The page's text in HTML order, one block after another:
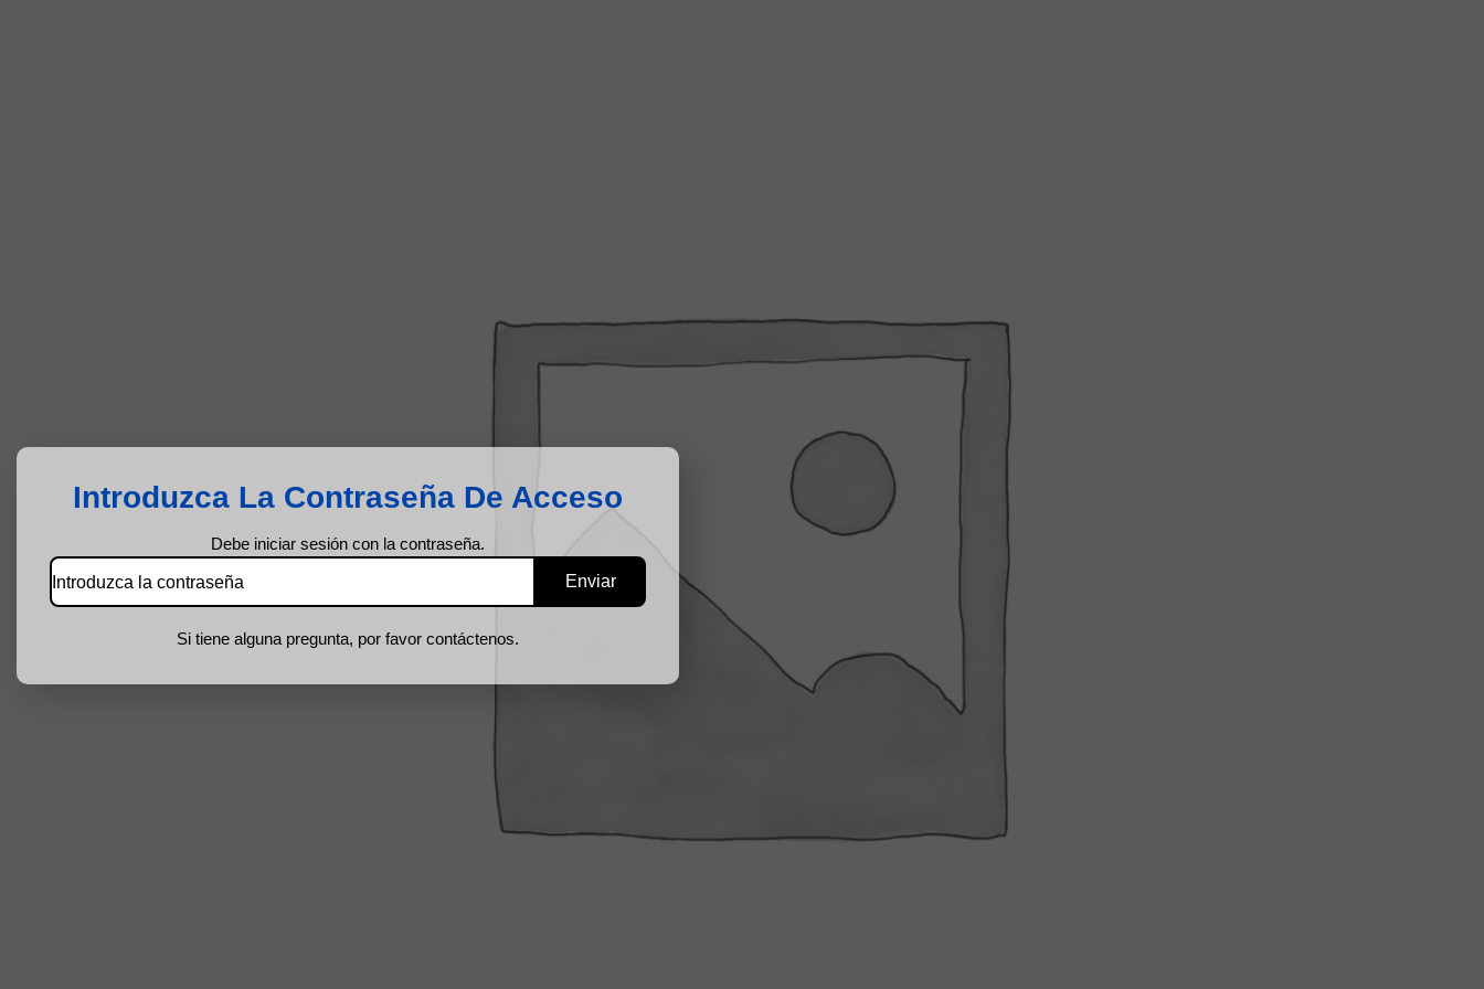
Introduzca La Contraseña De Acceso
Debe iniciar sesión con la contraseña.
Si tiene alguna pregunta, por favor contáctenos.